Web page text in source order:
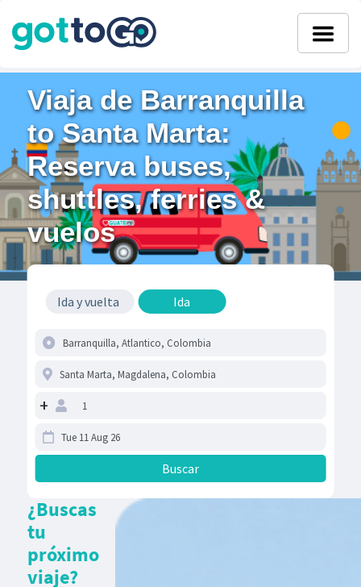
Viaja de Barranquilla
to Santa Marta:
Reserva buses,
shuttles, ferries &
vuelos
Ida y vuelta Ida
+
¿Buscas
tu
próximo
viaje?